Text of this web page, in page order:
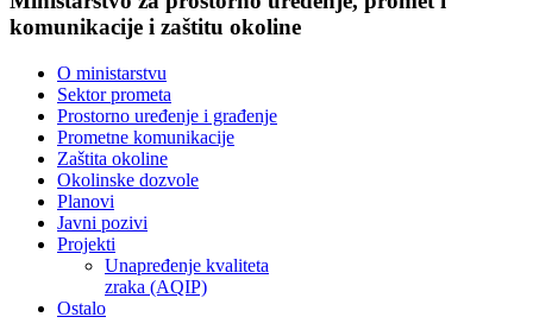
komunikacije i zaštitu okoline
O ministarstvu
Sektor prometa
Prostorno uređenje i građenje
Prometne komunikacije
Zaštita okoline
Okolinske dozvole
Planovi
Javni pozivi
Projekti
Unapređenje kvaliteta
zraka (AQIP)
Ostalo